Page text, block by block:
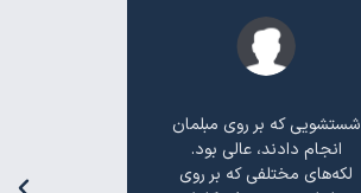
شستشویی که بر روی مبلمان
انجام دادند، عالی بود.
لکه‌های مختلفی که بر روی
با